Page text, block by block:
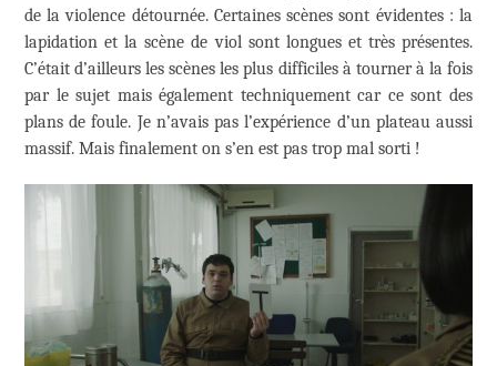
de la violence détournée. Certaines scènes sont évidentes : la
lapidation et la scène de viol sont longues et très présentes.
C’était d’ailleurs les scènes les plus difficiles à tourner à la fois
par le sujet mais également techniquement car ce sont des
plans de foule. Je n’avais pas l’expérience d’un plateau aussi
massif. Mais finalement on s’en est pas trop mal sorti !